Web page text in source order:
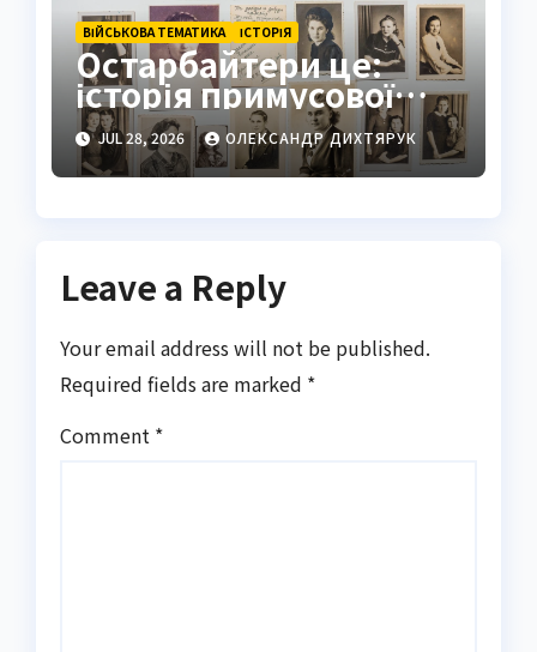
ВІЙСЬКОВА ТЕМАТИКА ІСТОРІЯ
Остарбайтери це:
історія примусової
праці українців
JUL 28, 2026 ОЛЕКСАНДР ДИХТЯРУК
Leave a Reply
Your email address will not be published.
Required fields are marked *
Comment *